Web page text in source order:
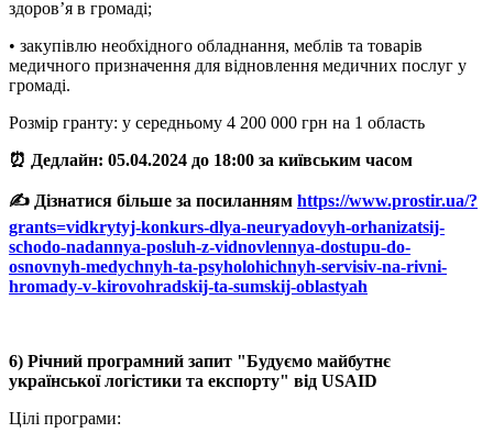
здоров’я в громаді;
• закупівлю необхідного обладнання, меблів та товарів
медичного призначення для відновлення медичних послуг у
громаді.
Розмір гранту: у середньому 4 200 000 грн на 1 область
⏰ Дедлайн: 05.04.2024 до 18:00 за київським часом
✍️ Дізнатися більше за посиланням https://www.prostir.ua/?
grants=vidkrytyj-konkurs-dlya-neuryadovyh-orhanizatsij-
schodo-nadannya-posluh-z-vidnovlennya-dostupu-do-
osnovnyh-medychnyh-ta-psyholohichnyh-servisiv-na-rivni-
hromady-v-kirovohradskij-ta-sumskij-oblastyah
6) Річний програмний запит "Будуємо майбутнє
української логістики та експорту" від USAID
Цілі програми: